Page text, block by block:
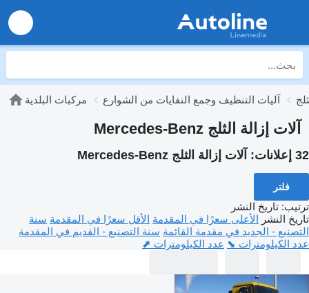
مركبات البلدية آليات التنظيف وجمع النفايات من الشوارع
آلات إزالة الثلج Mercedes-Benz
32 إعلانات: آلات إزالة الثلج Mercedes-Benz
فلتر
ترتيب: تاريخ النشر
تاريخ النشر الأعلى سعرًا في المقدمة الأقل سعرًا في المقدمة سنة
التصنيع - الجديد في مقدمة القائمة سنة التصنيع - القديم في المقدمة
عدد الكيلومترات ⬊ عدد الكيلومترات ⬈